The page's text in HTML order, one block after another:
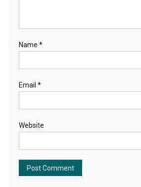
Name *
Email *
Website